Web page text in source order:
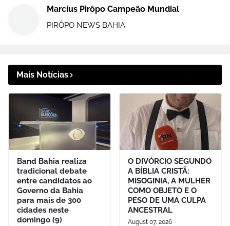
Marcius Pirôpo Campeão Mundial
PIRÔPO NEWS BAHIA
Mais Notícias
Band Bahia realiza
tradicional debate
entre candidatos ao
Governo da Bahia
para mais de 300
cidades neste
domingo (9)
O DIVÓRCIO SEGUNDO
A BÍBLIA CRISTÃ:
MISOGINIA, A MULHER
COMO OBJETO E O
PESO DE UMA CULPA
ANCESTRAL
August 07, 2026